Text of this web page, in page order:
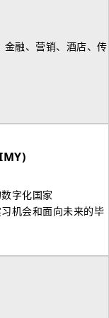
融、营销、酒店、传
字化国家
机会和面向未来的毕